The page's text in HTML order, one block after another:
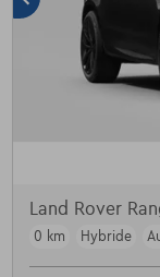
Land Rover
0 km
Hybride